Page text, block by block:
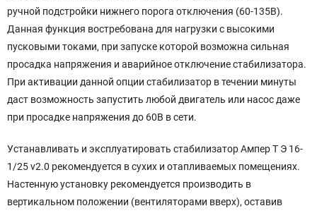
ручной подстройки нижнего порога отключения (60-135В).
Данная функция востребована для нагрузки с высокими
пусковыми токами, при запуске которой возможна сильная
просадка напряжения и аварийное отключение стабилизатора.
При активации данной опции стабилизатор в течении минуты
даст возможность запустить любой двигатель или насос даже
при просадке напряжения до 60В в сети.
Устанавливать и эксплуатировать стабилизатор Ампер Т Э 16-
1/25 v2.0 рекомендуется в сухих и отапливаемых помещениях.
Настенную установку рекомендуется производить в
вертикальном положении (вентиляторами вверх), оставив